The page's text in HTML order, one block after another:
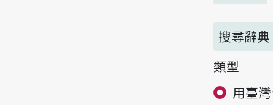
搜尋辭典
類型
用臺